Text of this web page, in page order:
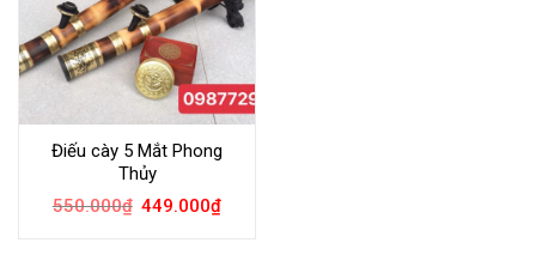
Điếu cày 5 Mắt Phong
Thủy
550.000₫ 449.000₫